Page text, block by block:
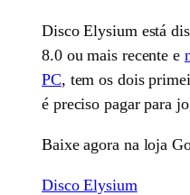
Disco Elysium está
8.0 ou mais recente e
PC, tem os dois
é preciso pagar para
Baixe agora na loja
Disco Elysium